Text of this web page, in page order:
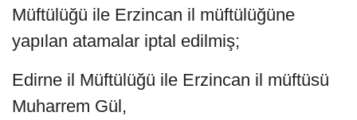
Müftülüğü ile Erzincan il müftülüğüne
yapılan atamalar iptal edilmiş;
Edirne il Müftülüğü ile Erzincan il müftüsü
Muharrem Gül,